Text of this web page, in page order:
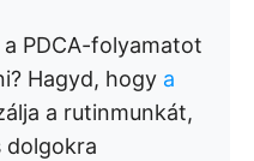
PDCA-folyamatot
Hagyd, hogy a
a rutinmunkát,
dolgokra